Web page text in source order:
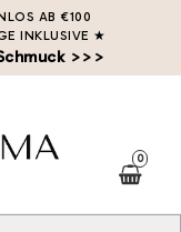
AB €100
INKLUSIVE ★
>>>
0